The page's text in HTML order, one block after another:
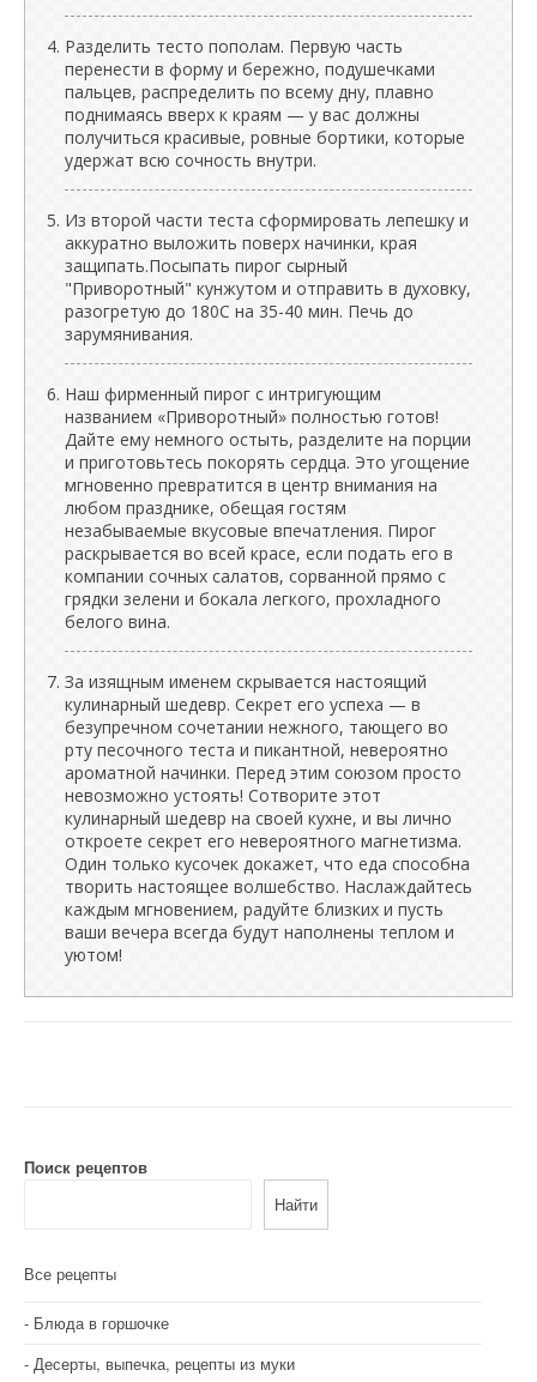
Разделить тесто пополам. Первую часть
перенести в форму и бережно, подушечками
пальцев, распределить по всему дну, плавно
поднимаясь вверх к краям — у вас должны
получиться красивые, ровные бортики, которые
удержат всю сочность внутри.
Из второй части теста сформировать лепешку и
аккуратно выложить поверх начинки, края
защипать.Посыпать пирог сырный
"Приворотный" кунжутом и отправить в духовку,
разогретую до 180С на 35-40 мин. Печь до
зарумянивания.
Наш фирменный пирог с интригующим
названием «Приворотный» полностью готов!
Дайте ему немного остыть, разделите на порции
и приготовьтесь покорять сердца. Это угощение
мгновенно превратится в центр внимания на
любом празднике, обещая гостям
незабываемые вкусовые впечатления. Пирог
раскрывается во всей красе, если подать его в
компании сочных салатов, сорванной прямо с
грядки зелени и бокала легкого, прохладного
белого вина.
За изящным именем скрывается настоящий
кулинарный шедевр. Секрет его успеха — в
безупречном сочетании нежного, тающего во
рту песочного теста и пикантной, невероятно
ароматной начинки. Перед этим союзом просто
невозможно устоять! Сотворите этот
кулинарный шедевр на своей кухне, и вы лично
откроете секрет его невероятного магнетизма.
Один только кусочек докажет, что еда способна
творить настоящее волшебство. Наслаждайтесь
каждым мгновением, радуйте близких и пусть
ваши вечера всегда будут наполнены теплом и
уютом!
Поиск рецептов
Найти
Все рецепты
Блюда в горшочке
Десерты, выпечка, рецепты из муки